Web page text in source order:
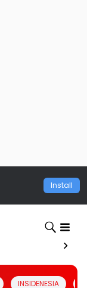
Install
INSIDENESIA